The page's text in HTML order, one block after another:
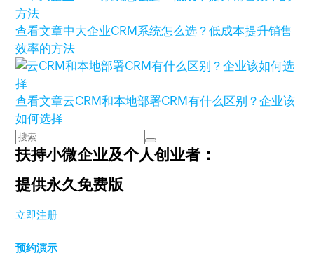
查看文章中大企业CRM系统怎么选？低成本提升销售
效率的方法
查看文章云CRM和本地部署CRM有什么区别？企业该
如何选择
扶持小微企业及个人创业者：
提供永久免费版
立即注册
预约演示